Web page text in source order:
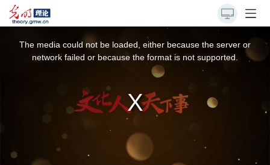
The media could not be loaded, either because the server or
network failed or because the format is not supported.